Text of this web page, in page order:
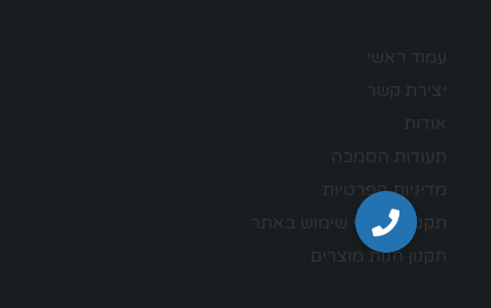
עמוד ראשי
יצירת קשר
אודות
תעודות הסמכה
מדיניות הפרטיות
תקנון – תנאי שימוש באתר
תקנון חנות מוצרים